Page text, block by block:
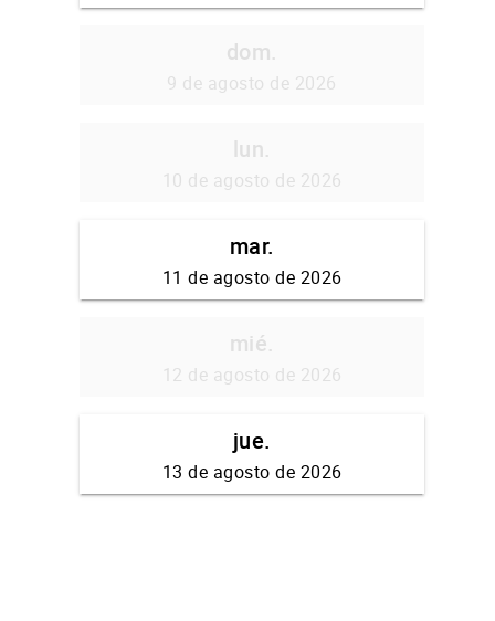
dom.
9 de agosto de 2026
lun.
10 de agosto de 2026
mar.
11 de agosto de 2026
mié.
12 de agosto de 2026
jue.
13 de agosto de 2026